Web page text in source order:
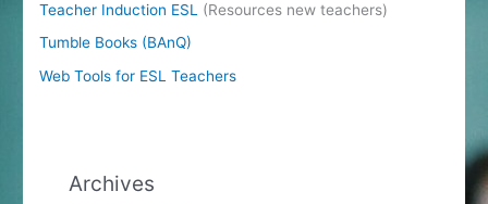
Teacher Induction ESL
(Resources new teachers)
Tumble Books (BAnQ)
Web Tools for ESL Teachers
Archives